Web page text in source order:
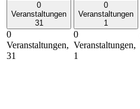
0
Veranstaltungen
31
0
Veranstaltungen,
31
0
Veranstaltungen
1
0
Veranstaltungen,
1